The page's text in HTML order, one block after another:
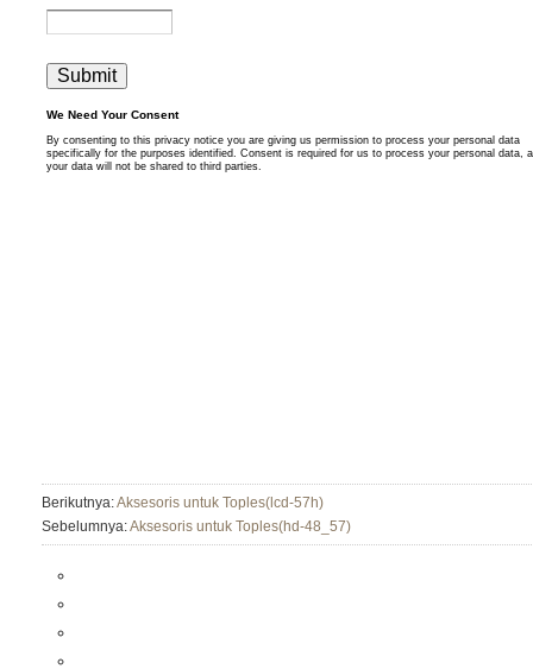
Berikutnya:Aksesoris untuk Toples(lcd-57h)
Sebelumnya:Aksesoris untuk Toples(hd-48_57)